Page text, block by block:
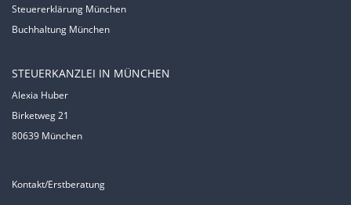
Steuererklärung München
Buchhaltung München
STEUERKANZLEI IN MÜNCHEN
Alexia Huber
Birketweg 21
80639 München
Kontakt/Erstberatung